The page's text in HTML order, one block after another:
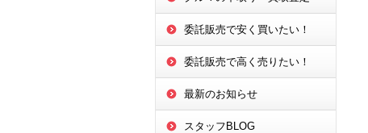
委託販売で安く買いたい！
委託販売で高く売りたい！
最新のお知らせ
スタッフBLOG